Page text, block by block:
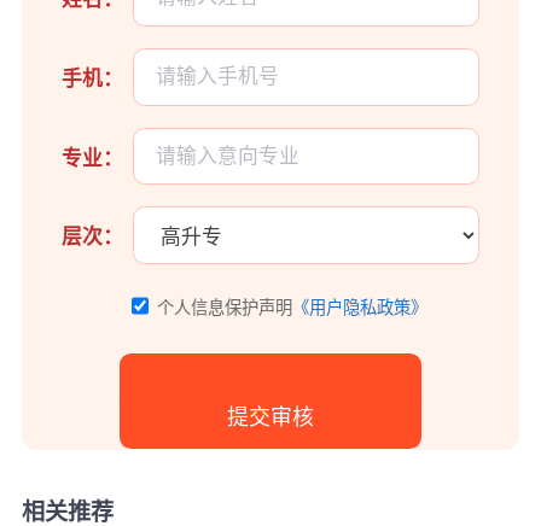
手机：
专业：
层次：
个人信息保护声明 《用户隐私政策》
相关推荐